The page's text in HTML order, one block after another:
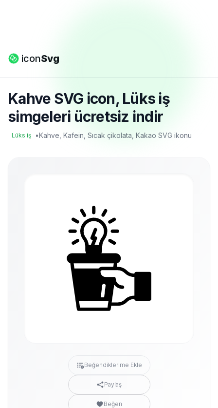
iconSvg
Kahve SVG icon, Lüks iş
simgeleri ücretsiz indir
Lüks iş •Kahve, Kafein, Sıcak çikolata, Kakao SVG ikonu
Beğendiklerime Ekle
Paylaş
Beğen